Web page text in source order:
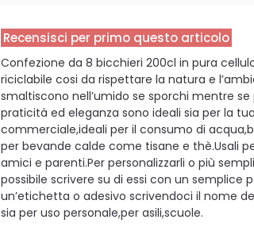
Recensisci per primo questo articolo
Confezione da 8 bicchieri 200cl in pura
riciclabile cosi da rispettare la natura e
smaltiscono nell’umido se sporchi mentre
praticità ed eleganza sono ideali sia per la
commerciale,ideali per il consumo di
per bevande calde come tisane e thè.Usali
amici e parenti.Per personalizzarli o più
possibile scrivere su di essi con un semplice
un’etichetta o adesivo scrivendoci il nome
sia per uso personale,per asili,scuole.